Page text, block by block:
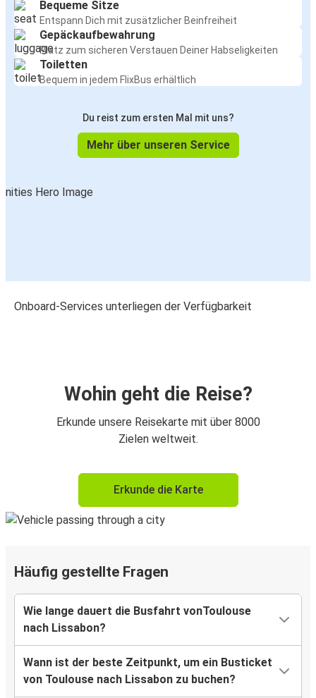
Bequeme Sitze
Entspann Dich mit zusätzlicher Beinfreiheit
Gepäckaufbewahrung
Platz zum sicheren Verstauen Deiner Habseligkeiten
Toiletten
Bequem in jedem FlixBus erhältlich
Du reist zum ersten Mal mit uns?
Mehr über unseren Service
Onboard-Services unterliegen der Verfügbarkeit
Wohin geht die Reise?
Erkunde unsere Reisekarte mit über 8000
Zielen weltweit.
Erkunde die Karte
Häufig gestellte Fragen
Wie lange dauert die Busfahrt vonToulouse
nach Lissabon?
Wann ist der beste Zeitpunkt, um ein Busticket
von Toulouse nach Lissabon zu buchen?